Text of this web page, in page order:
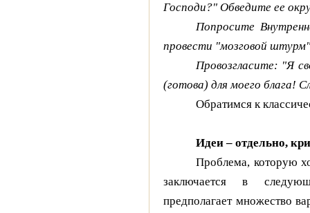
Господи?" Обведите ее
Попросите
провести "мозговой
Провозгласите: "Я
(готова) для моего блага!
Обратимся к
Идеи – отдельно,
Проблема, которую
заключается в
предполагает множество